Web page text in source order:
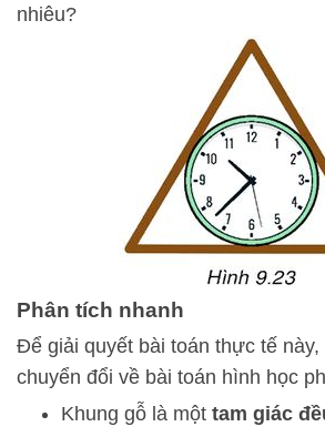
nhiêu?
Phân tích nhanh
Để giải quyết bài toán thực tế này,
chuyển đổi về bài toán hình học
Khung gỗ là một tam giác